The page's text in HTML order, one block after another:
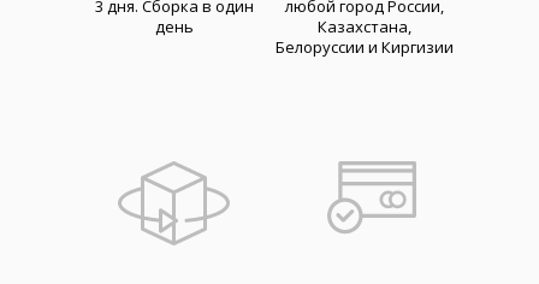
3 дня. Cборка в один
день
любой город России,
Казахстана,
Белоруссии и Киргизии